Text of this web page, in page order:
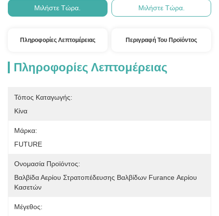
Μιλήστε Τώρα. Μιλήστε Τώρα.
Πληροφορίες Λεπτομέρειας Περιγραφή Του Προϊόντος
Πληροφορίες Λεπτομέρειας
Τόπος Καταγωγής:
Κίνα
Μάρκα:
FUTURE
Ονομασία Προϊόντος:
Βαλβίδα Αερίου Στρατοπέδευσης Βαλβίδων Furance Αερίου
Κασετών
Μέγεθος: